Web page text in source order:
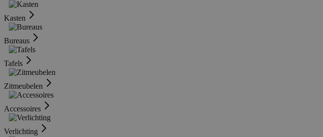
Kasten
Bureaus
Tafels
Zitmeubelen
Accessoires
Verlichting